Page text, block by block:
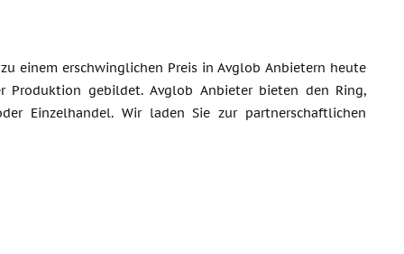
einem erschwinglichen Preis in Avglob Anbietern heute
Produktion gebildet. Avglob Anbieter bieten den Ring,
Einzelhandel. Wir laden Sie zur partnerschaftlichen